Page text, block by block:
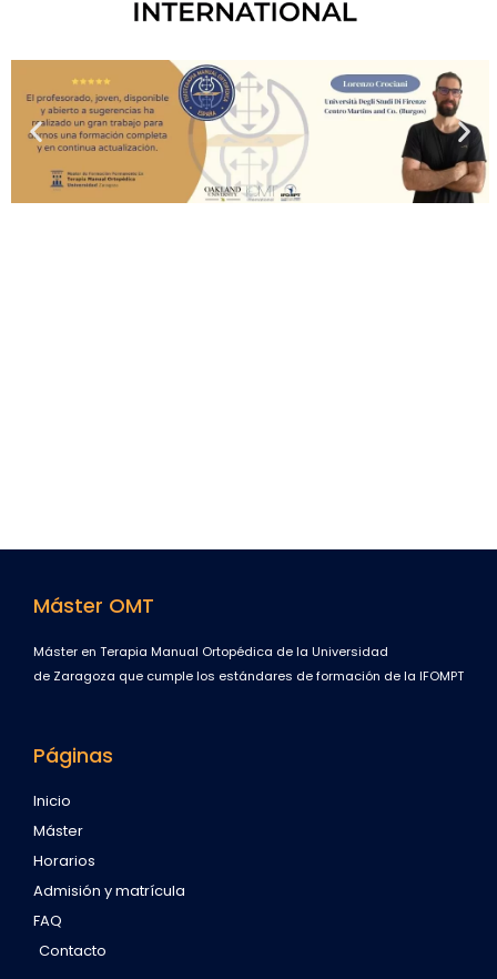
Máster OMT
Máster en Terapia Manual Ortopédica de la Universidad
de Zaragoza que cumple los estándares de formación de la IFOMPT
Páginas
Inicio
Máster
Horarios
Admisión y matrícula
FAQ
Contacto